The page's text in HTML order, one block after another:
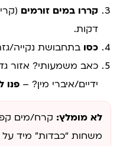
קררו במים זורמים
דקות.
כסו בתחבושת נקייה/
כאב משמעותי? אזור
ידיים/איברי מין? – פנו
לא מומלץ: קרח/מים
משחות “כבדות” מיד על